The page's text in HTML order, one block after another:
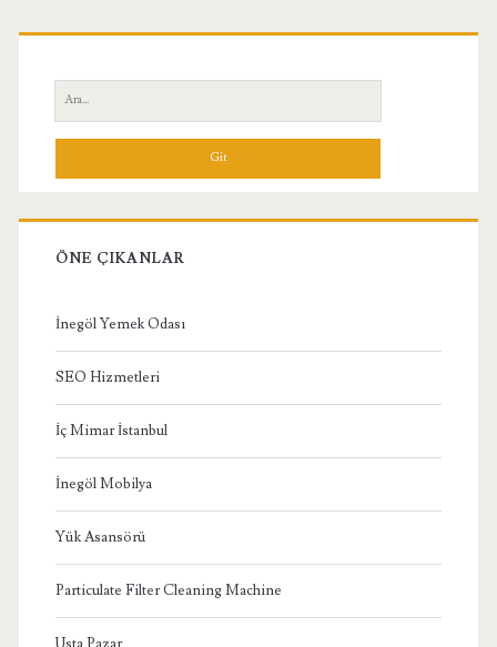
Birincil
Yan
Menü
Ara:
ÖNE ÇIKANLAR
İnegöl Yemek Odası
SEO Hizmetleri
İç Mimar İstanbul
İnegöl Mobilya
Yük Asansörü
Particulate Filter Cleaning Machine
Usta Pazar